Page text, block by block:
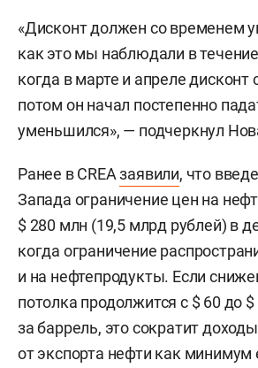
«Дисконт должен со временем
как это мы наблюдали в
когда в марте и апреле дисконт
потом он начал постепенно
уменьшился», — подчеркнул
Ранее в CREAзаявили, что
Запада ограничение цен на
$ 280 млн (19,5 млрд рублей) в
когда ограничение
и на нефтепродукты. Если
потолка продолжится с $ 60 до
за баррель, это сократит
от экспорта нефти как